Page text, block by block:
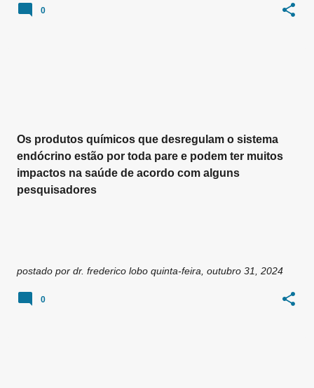
0
Os produtos químicos que desregulam o sistema
endócrino estão por toda pare e podem ter muitos
impactos na saúde de acordo com alguns
pesquisadores
postado por dr. frederico lobo quinta-feira, outubro 31, 2024
0